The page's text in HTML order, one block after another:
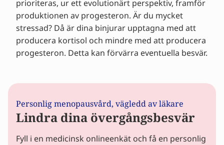
prioriteras, ur ett evolutionärt perspektiv, framför
produktionen av progesteron. Är du mycket
stressad? Då är dina binjurar upptagna med att
producera kortisol och mindre med att producera
progesteron. Detta kan förvärra eventuella besvär.
Personlig menopausvård, vägledd av läkare
Lindra dina övergångsbesvär
Fyll i en medicinsk onlineenkät och få en personlig